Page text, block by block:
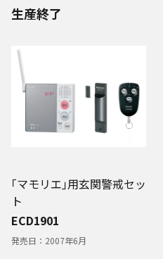
生産終了
｢マモリエ｣用玄関警戒セッ
ト
ECD1901
発売日： 2007年6月